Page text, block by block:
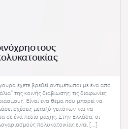
έχετε βρεθεί αντιμέτωποι με ένα από
της κοινής διαβίωσης: τις διαφωνίες
Είναι ένα θέμα που μπορεί να
σχέσεις μεταξύ γειτόνων και να
σε ένα πεδίο μάχης. Στην Ελλάδα, οι
πολυκατοικίας είναι […]